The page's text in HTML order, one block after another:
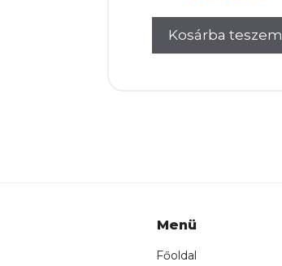
Kosárba teszem
Menü
Főoldal